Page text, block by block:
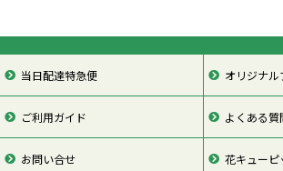
当日配達特急便 オリジナ
ご利用ガイド よくある質
お問い合せ 花キューピ